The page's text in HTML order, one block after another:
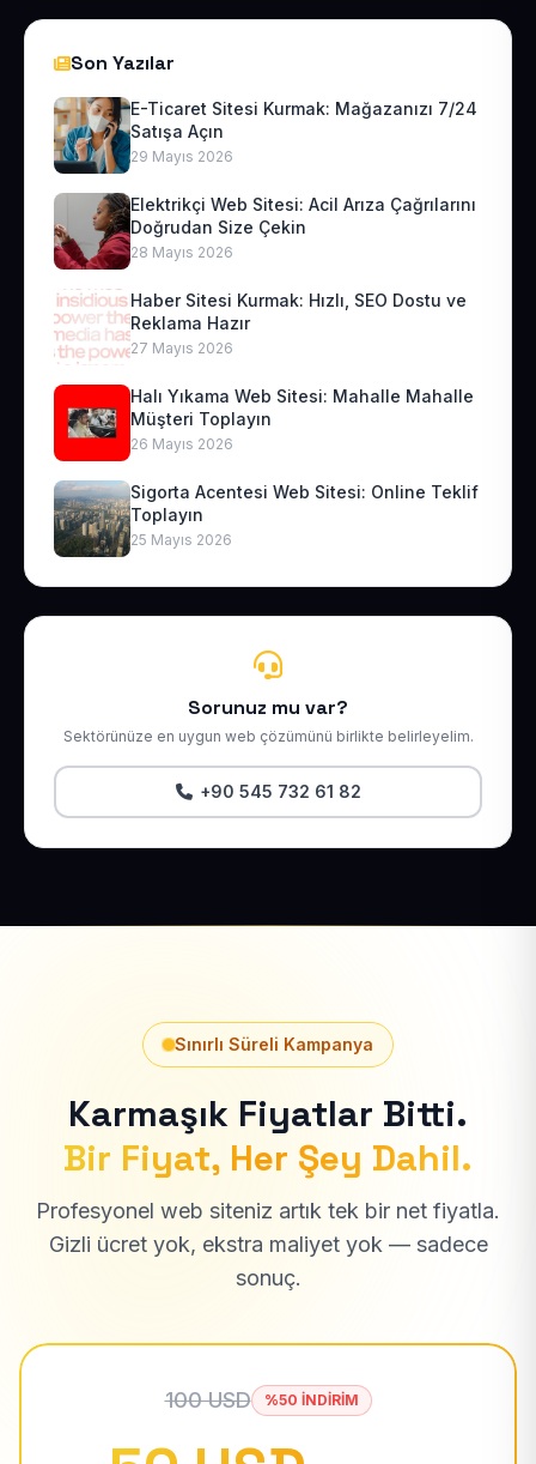
Son Yazılar
E-Ticaret Sitesi Kurmak: Mağazanızı 7/24
Satışa Açın
29 Mayıs 2026
Elektrikçi Web Sitesi: Acil Arıza Çağrılarını
Doğrudan Size Çekin
28 Mayıs 2026
Haber Sitesi Kurmak: Hızlı, SEO Dostu ve
Reklama Hazır
27 Mayıs 2026
Halı Yıkama Web Sitesi: Mahalle Mahalle
Müşteri Toplayın
26 Mayıs 2026
Sigorta Acentesi Web Sitesi: Online Teklif
Toplayın
25 Mayıs 2026
Sorunuz mu var?
Sektörünüze en uygun web çözümünü birlikte belirleyelim.
+90 545 732 61 82
Sınırlı Süreli Kampanya
Karmaşık Fiyatlar Bitti.
Bir Fiyat, Her Şey Dahil.
Profesyonel web siteniz artık tek bir net fiyatla.
Gizli ücret yok, ekstra maliyet yok — sadece
sonuç.
100 USD %50 İNDİRİM